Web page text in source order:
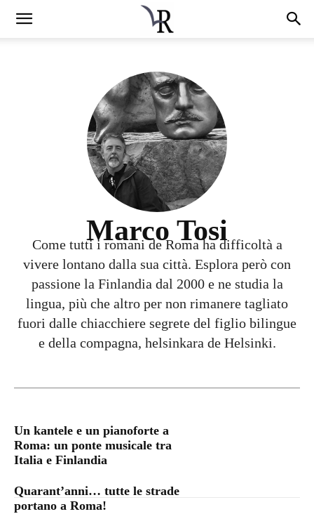
Marco Tosi
Come tutti i romani de Roma ha difficoltà a
vivere lontano dalla sua città. Esplora però con
passione la Finlandia dal 2000 e ne studia la
lingua, più che altro per non rimanere tagliato
fuori dalle chiacchiere segrete del figlio bilingue
e della compagna, helsinkara de Helsinki.
Un kantele e un pianoforte a
Roma: un ponte musicale tra
Italia e Finlandia
Quarant’anni… tutte le strade
portano a Roma!